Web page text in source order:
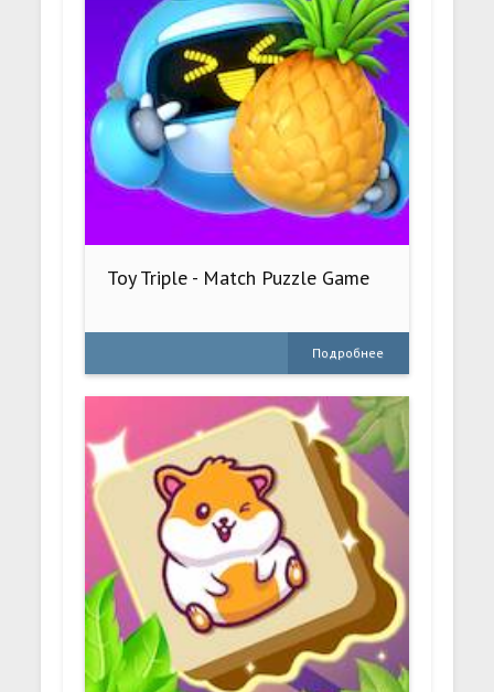
Toy Triple - Match Puzzle Game
Подробнее